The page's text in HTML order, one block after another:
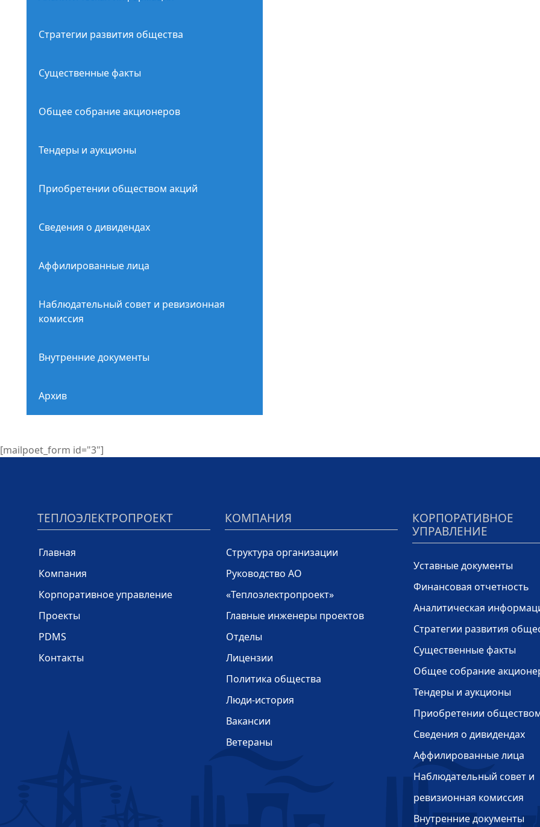
Стратегии развития общества
Существенные факты
Общее собрание акционеров
Тендеры и аукционы
Приобретении обществом акций
Сведения о дивидендах
Аффилированные лица
Наблюдательный совет и ревизионная
комиссия
Внутренние документы
Архив
[mailpoet_form id="3"]
ТЕПЛОЭЛЕКТРОПРОЕКТ
Главная
Компания
Корпоративное управление
Проекты
PDMS
Контакты
КОМПАНИЯ
Структура организации
Руководство АО
«Теплоэлектропроект»
Главные инженеры проектов
Отделы
Лицензии
Политика общества
Люди-история
Вакансии
Ветераны
КОРПОРАТИВНОЕ
УПРАВЛЕНИЕ
Уставные документы
Финансовая отчетность
Аналитическая
Стратегии развития
Существенные факты
Общее собрание
Тендеры и аукционы
Приобретении
Сведения о дивидендах
Аффилированные лица
Наблюдательный совет и
ревизионная комиссия
Внутренние документы